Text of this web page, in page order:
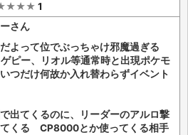
★★★ 1
さん
よって位でぶっちゃけ邪魔過ぎる
ピー、リオル等通常時と出現ポケモ
つだけ何故か入れ替わらずイベント
出てくるのに、リーダーのアルロ撃
くる CP8000とか使ってくる相手